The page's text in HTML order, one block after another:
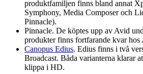
produktfamiljen finns bland annat
Symphony, Media Composer och
Pinnacle).
Pinnacle. De köptes upp av Avid
produkter finns fortfarande kvar hos
Canopus Edius. Edius finns i två
Broadcast. Båda varianterna klarar
klippa i HD.